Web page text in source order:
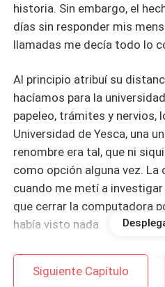
historia. Sin embargo, el
días sin responder mis
llamadas me decía todo lo
Al principio atribuí su
hacíamos para la
papeleo, trámites y nervios,
Universidad de Yesca, una
renombre era tal, que ni
como opción alguna vez.
cuando me metí a
que cerrar la computadora
había visto nada.
Pero la mejor parte de todo
por un semestre, así que le
Siguiente Capítulo